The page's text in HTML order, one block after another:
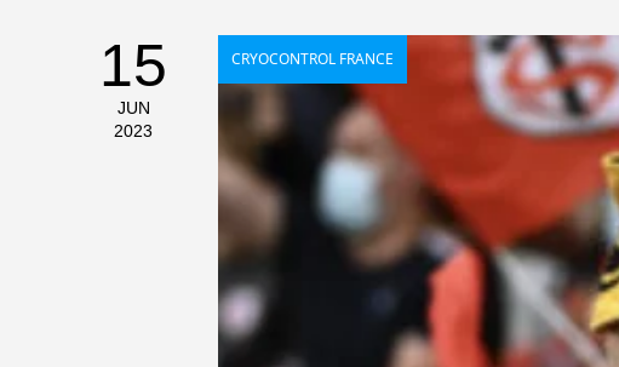
15
JUN
2023
CRYOCONTROL FRANCE